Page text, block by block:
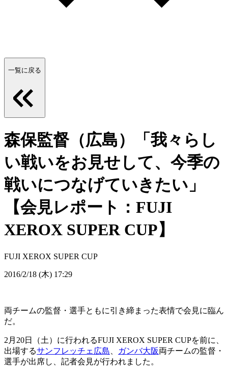
一覧に戻る
森保監督（広島）「我々らし
い戦いをお見せして、今季の
戦いにつなげていきたい」
【会見レポート：FUJI
XEROX SUPER CUP】
FUJI XEROX SUPER CUP
2016/2/18 (木) 17:29
両チームの監督・選手ともに引き締まった表情で会見に臨ん
だ。
2月20日（土）に行われるFUJI XEROX SUPER CUPを前に、
出場するサンフレッチェ広島 ガンバ大阪両チームの監督・
選手が出席し、記者会見が行われました。